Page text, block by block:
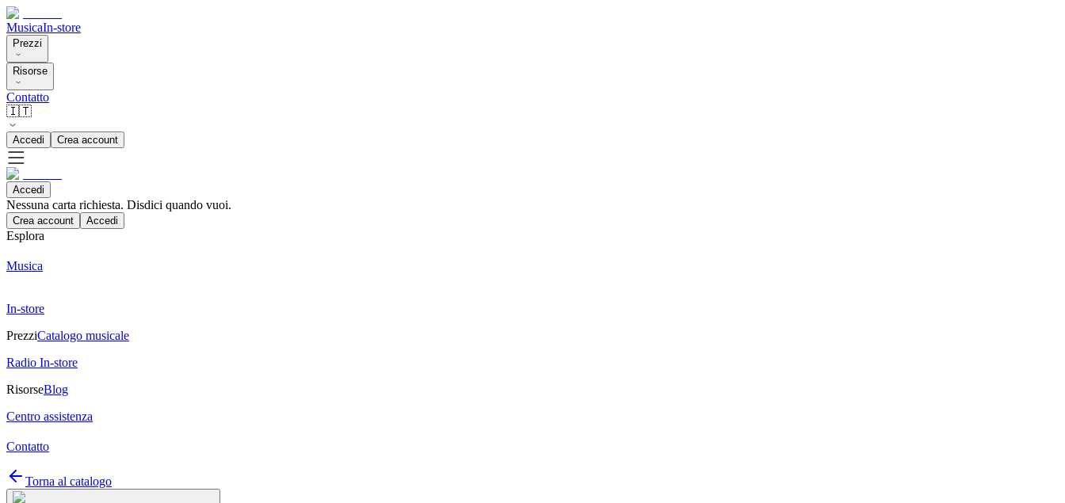
MusicaIn-store
Prezzi
Risorse
Contatto
🇮🇹
Accedi Crea account
Accedi
Nessuna carta richiesta. Disdici quando vuoi.
Crea account Accedi
Esplora
Musica
In-store
PrezziCatalogo musicale
Radio In-store
RisorseBlog
Centro assistenza
Contatto
Torna al catalogo